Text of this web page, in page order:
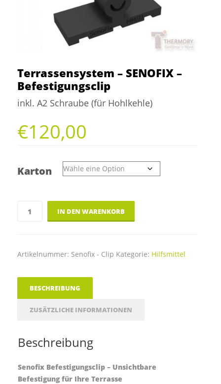
Terrassensystem – SENOFIX –
Befestigungsclip
inkl. A2 Schraube (für Hohlkehle)
€120,00
Karton
Befestigungsclip
IN DEN WARENKORB
Artikelnummer: Senofix - Clip Kategorie: Hilfsmittel
BESCHREIBUNG
ZUSÄTZLICHE INFORMATIONEN
Beschreibung
Senofix Befestigungsclip – Unsichtbare
Befestigung für Ihre Terrasse